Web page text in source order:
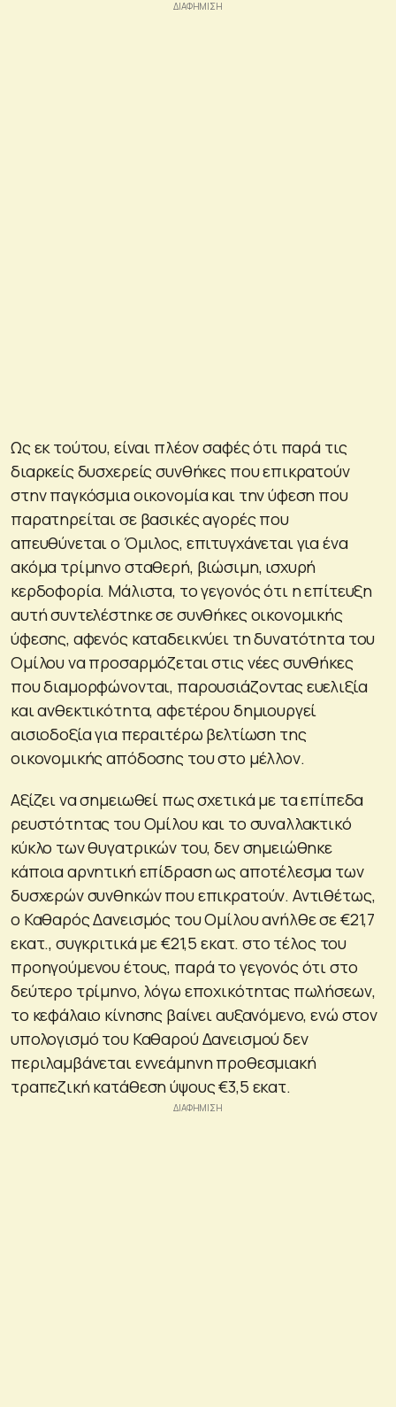
Ως εκ τούτου, είναι πλέον σαφές ότι παρά τις
διαρκείς δυσχερείς συνθήκες που επικρατούν
στην παγκόσμια οικονομία και την ύφεση που
παρατηρείται σε βασικές αγορές που
απευθύνεται ο Όμιλος, επιτυγχάνεται για ένα
ακόμα τρίμηνο σταθερή, βιώσιμη, ισχυρή
κερδοφορία. Μάλιστα, το γεγονός ότι η επίτευξη
αυτή συντελέστηκε σε συνθήκες οικονομικής
ύφεσης, αφενός καταδεικνύει τη δυνατότητα του
Ομίλου να προσαρμόζεται στις νέες συνθήκες
που διαμορφώνονται, παρουσιάζοντας ευελιξία
και ανθεκτικότητα, αφετέρου δημιουργεί
αισιοδοξία για περαιτέρω βελτίωση της
οικονομικής απόδοσης του στο μέλλον.
Αξίζει να σημειωθεί πως σχετικά με τα επίπεδα
ρευστότητας του Ομίλου και το συναλλακτικό
κύκλο των θυγατρικών του, δεν σημειώθηκε
κάποια αρνητική επίδραση ως αποτέλεσμα των
δυσχερών συνθηκών που επικρατούν. Αντιθέτως,
ο Καθαρός Δανεισμός του Ομίλου ανήλθε σε €21,7
εκατ., συγκριτικά με €21,5 εκατ. στο τέλος του
προηγούμενου έτους, παρά το γεγονός ότι στο
δεύτερο τρίμηνο, λόγω εποχικότητας πωλήσεων,
το κεφάλαιο κίνησης βαίνει αυξανόμενο, ενώ στον
υπολογισμό του Καθαρού Δανεισμού δεν
περιλαμβάνεται εννεάμηνη προθεσμιακή
τραπεζική κατάθεση ύψους €3,5 εκατ.